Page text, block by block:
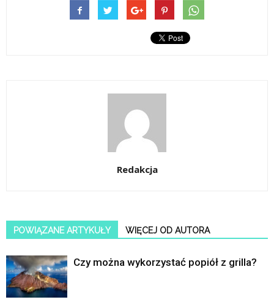
Redakcja
POWIĄZANE ARTYKUŁY WIĘCEJ OD AUTORA
Czy można wykorzystać popiół z grilla?